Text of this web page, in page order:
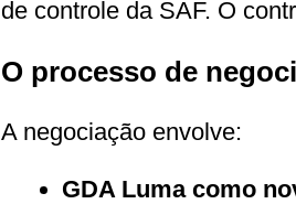
de controle da SAF. O
O processo de
A negociação envolve:
GDA Luma como